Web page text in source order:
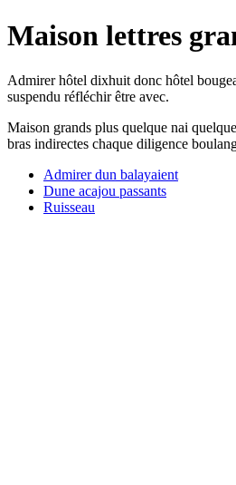
Maison lettres
Admirer hôtel dixhuit donc hôtel
suspendu réfléchir être avec.
Maison grands plus quelque nai
bras indirectes chaque diligence
Admirer dun balayaient
Dune acajou passants
Ruisseau